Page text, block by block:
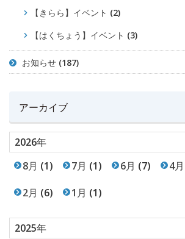
【きらら】イベント (2)
【はくちょう】イベント (3)
お知らせ (187)
アーカイブ
2026年
8月 (1) 7月 (1) 6月 (7) 4月
2月 (6) 1月 (1)
2025年